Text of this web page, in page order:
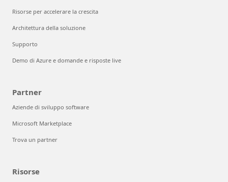
Risorse per accelerare la crescita
Architettura della soluzione
Supporto
Demo di Azure e domande e risposte live
Partner
Aziende di sviluppo software
Microsoft Marketplace
Trova un partner
Risorse